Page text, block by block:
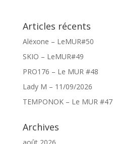
Articles récents
Alëxone – LeMUR#50
SKIO – LeMUR#49
PRO176 – Le MUR #48
Lady M – 11/09/2026
TEMPONOK – Le MUR #47
Archives